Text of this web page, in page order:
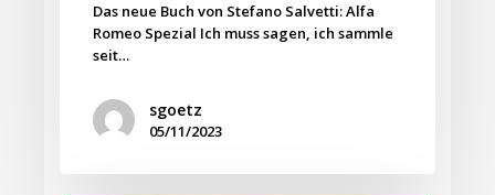
Das neue Buch von Stefano Salvetti: Alfa
Romeo Spezial Ich muss sagen, ich sammle
seit…
sgoetz
05/11/2023